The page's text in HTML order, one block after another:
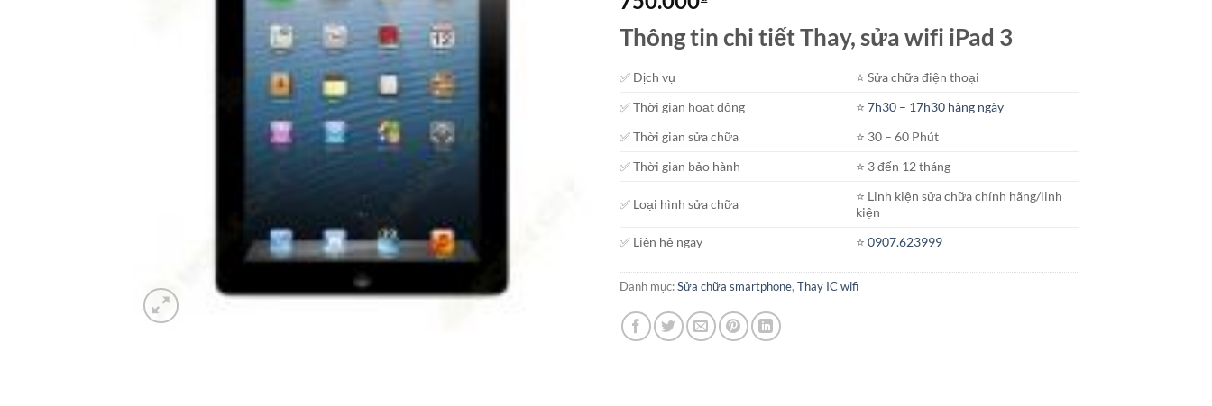
Thông tin chi tiết Thay, sửa wifi iPad 3
✅ Dịch vụ
⭐️ Sửa chữa điện thoại
✅ Thời gian hoạt động
⭐️7h30 – 17h30 hàng ngày
✅ Thời gian sửa chữa
⭐️ 30 – 60 Phút
✅ Thời gian bảo hành
⭐️ 3 đến 12 tháng
✅ Loại hình sửa chữa
⭐️ Linh kiện sửa chữa chính hãng/linh
kiện
✅ Liên hệ ngay
⭐️0907.623999
Danh mục:Sửa chữa smartphone, Thay IC wifi